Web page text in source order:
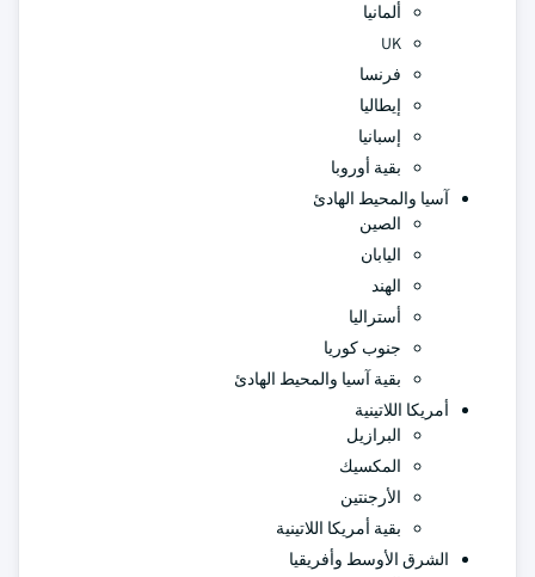
ألمانيا
UK
فرنسا
إيطاليا
إسبانيا
بقية أوروبا
آسيا والمحيط الهادئ
الصين
اليابان
الهند
أستراليا
جنوب كوريا
بقية آسيا والمحيط الهادئ
أمريكا اللاتينية
البرازيل
المكسيك
الأرجنتين
بقية أمريكا اللاتينية
الشرق الأوسط وأفريقيا